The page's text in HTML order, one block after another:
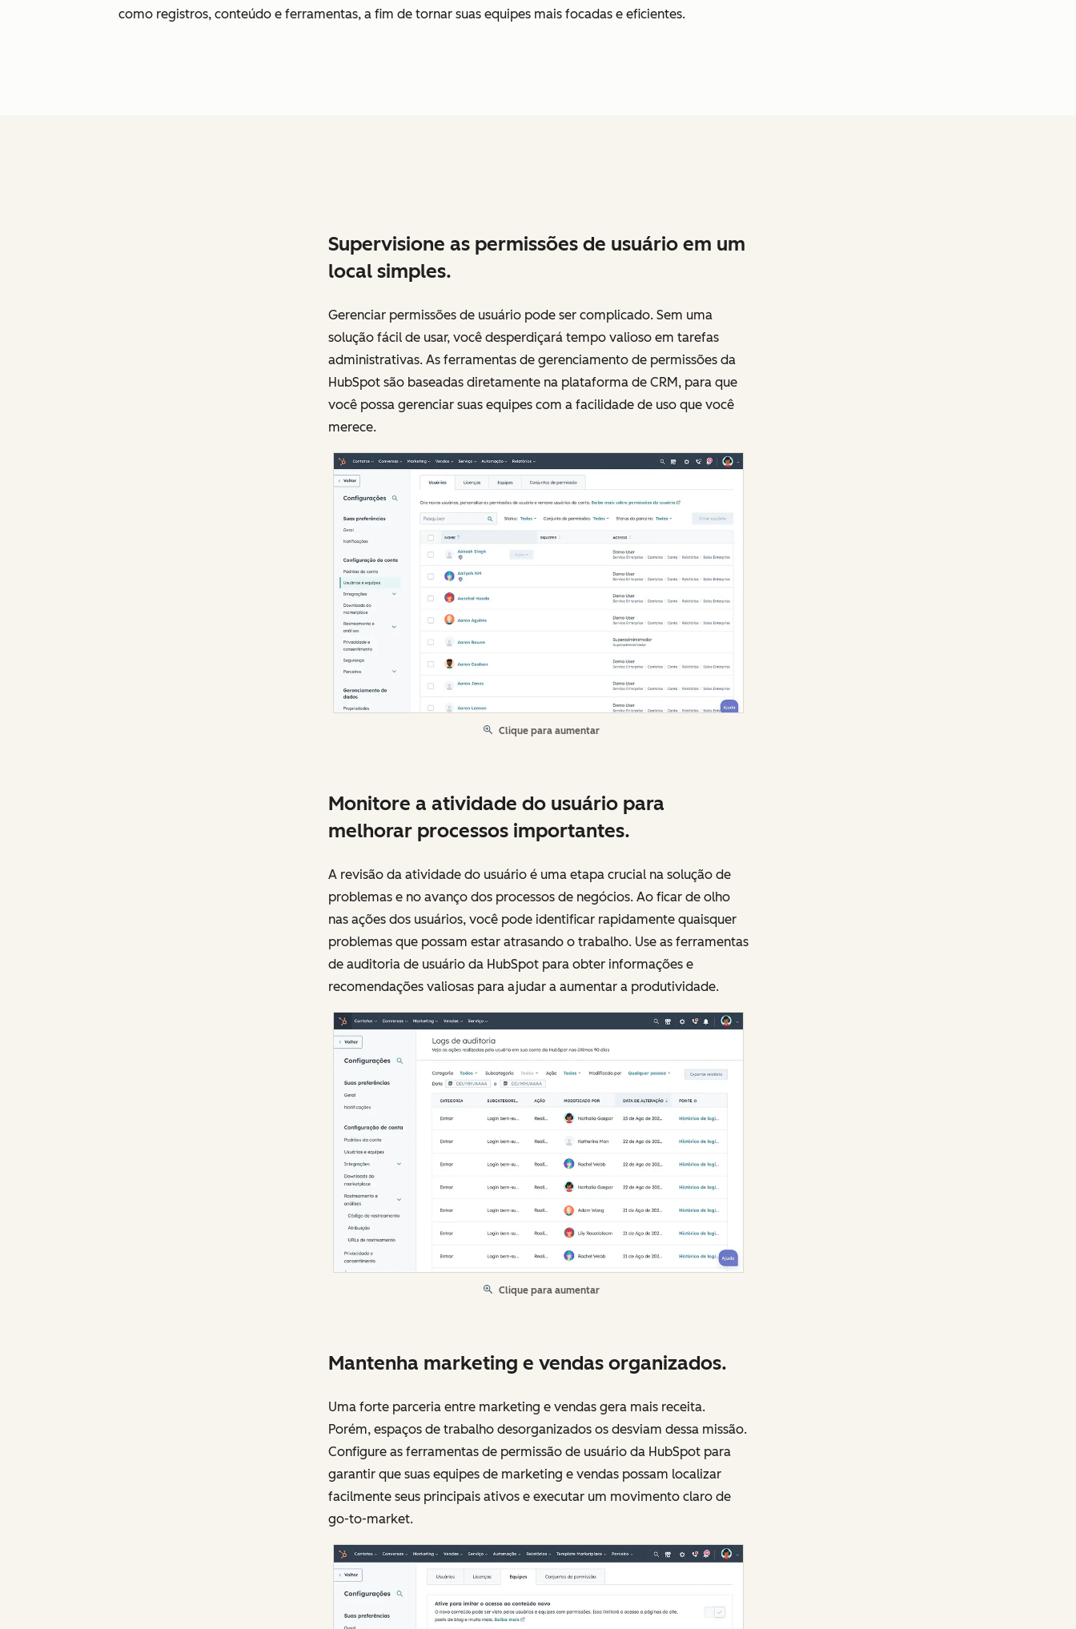
como registros, conteúdo e ferramentas, a fim de tornar suas equipes mais focadas e eficientes.
Supervisione as permissões de usuário em um
local simples.
Gerenciar permissões de usuário pode ser complicado. Sem uma
solução fácil de usar, você desperdiçará tempo valioso em tarefas
administrativas. As ferramentas de gerenciamento de permissões da
HubSpot são baseadas diretamente na plataforma de CRM, para que
você possa gerenciar suas equipes com a facilidade de uso que você
merece.
Clique para aumentar
Monitore a atividade do usuário para
melhorar processos importantes.
A revisão da atividade do usuário é uma etapa crucial na solução de
problemas e no avanço dos processos de negócios. Ao ficar de olho
nas ações dos usuários, você pode identificar rapidamente quaisquer
problemas que possam estar atrasando o trabalho. Use as ferramentas
de auditoria de usuário da HubSpot para obter informações e
recomendações valiosas para ajudar a aumentar a produtividade.
Clique para aumentar
Mantenha marketing e vendas organizados.
Uma forte parceria entre marketing e vendas gera mais receita.
Porém, espaços de trabalho desorganizados os desviam dessa missão.
Configure as ferramentas de permissão de usuário da HubSpot para
garantir que suas equipes de marketing e vendas possam localizar
facilmente seus principais ativos e executar um movimento claro de
go-to-market.